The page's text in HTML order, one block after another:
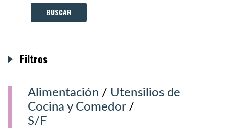
Alimentación / Utensilios de
Cocina y Comedor/
S/F
Filtros